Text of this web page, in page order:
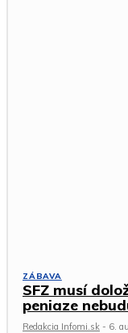
ZÁBAVA
SFZ musí
peniaze
Redakcia Infomi.sk - 6.